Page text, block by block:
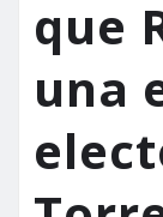
que
una